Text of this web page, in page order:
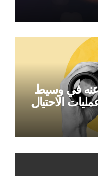
في وسيط
الاحتيال